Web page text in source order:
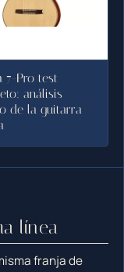
7-Pro test
análisis
de la guitarra
línea
franja de